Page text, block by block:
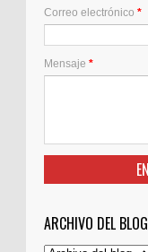
Correo electrónico *
Mensaje *
ARCHIVO DEL BLOG